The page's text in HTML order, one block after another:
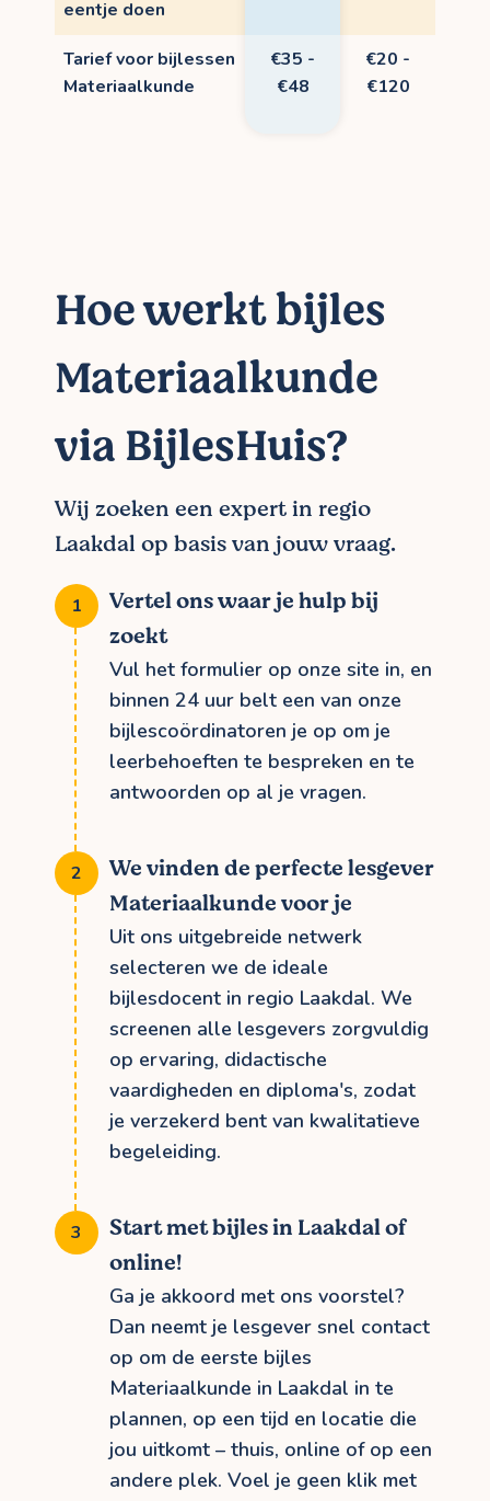
eentje doen
Tarief voor bijlessen
Materiaalkunde
€35 -
€48
€20 -
€120
Hoe werkt bijles
Materiaalkunde
via BijlesHuis?
Wij zoeken een expert in regio
Laakdal op basis van jouw vraag.
Vertel ons waar je hulp bij
zoekt
Vul het formulier op onze site in, en
binnen 24 uur belt een van onze
bijlescoördinatoren je op om je
leerbehoeften te bespreken en te
antwoorden op al je vragen.
We vinden de perfecte lesgever
Materiaalkunde voor je
Uit ons uitgebreide netwerk
selecteren we de ideale
bijlesdocent in regio Laakdal. We
screenen alle lesgevers zorgvuldig
op ervaring, didactische
vaardigheden en diploma's, zodat
je verzekerd bent van kwalitatieve
begeleiding.
Start met bijles in Laakdal of
online!
Ga je akkoord met ons voorstel?
Dan neemt je lesgever snel contact
op om de eerste bijles
Materiaalkunde in Laakdal in te
plannen, op een tijd en locatie die
jou uitkomt – thuis, online of op een
andere plek. Voel je geen klik met